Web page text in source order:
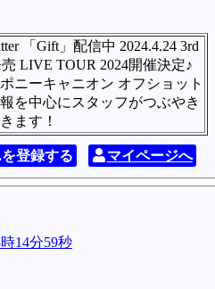
「Gift」配信中 2024.4.24 3rd
LIVE TOUR 2024開催決定♪
ニーキャニオン オフショット
を中心にスタッフがつぶやき
ます！
登録する マイページへ
14分59秒